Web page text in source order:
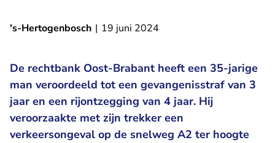
's-Hertogenbosch | 19 juni 2024
De rechtbank Oost-Brabant heeft een 35-jarige
man veroordeeld tot een gevangenisstraf van 3
jaar en een rijontzegging van 4 jaar. Hij
veroorzaakte met zijn trekker een
verkeersongeval op de snelweg A2 ter hoogte